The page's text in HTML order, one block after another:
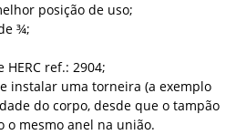
posição de uso;
¾;
ref.: 2904;
instalar uma torneira (a exemplo
do corpo, desde que o tampão
o mesmo anel na união.